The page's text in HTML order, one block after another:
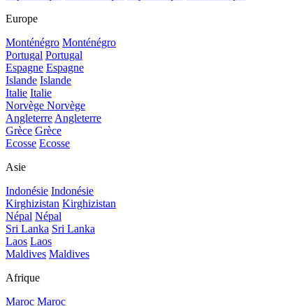
Europe
Monténégro Monténégro
Portugal Portugal
Espagne Espagne
Islande Islande
Italie Italie
Norvège Norvège
AngleterreAngleterre
Grèce Grèce
Ecosse Ecosse
Asie
Indonésie Indonésie
Kirghizistan Kirghizistan
Népal Népal
Sri Lanka Sri Lanka
Laos Laos
Maldives Maldives
Afrique
Maroc Maroc